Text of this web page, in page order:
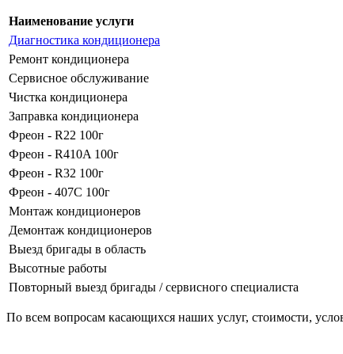
Наименование услуги
Диагностика кондиционера
Ремонт кондиционера
Сервисное обслуживание
Чистка кондиционера
Заправка кондиционера
Фреон - R22 100г
Фреон - R410A 100г
Фреон - R32 100г
Фреон - 407С 100г
Монтаж кондиционеров
Демонтаж кондиционеров
Выезд бригады в область
Высотные работы
Повторный выезд бригады / сервисного специалиста
По всем вопросам касающихся наших услуг, стоимости,